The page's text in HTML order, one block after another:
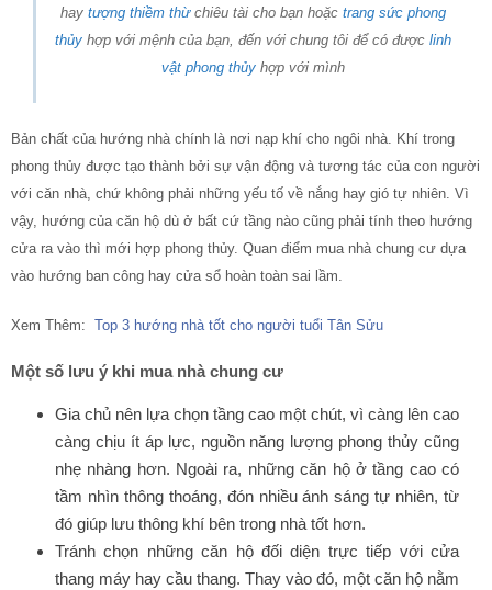
hay tượng thiềm thừchiêu tài cho bạn hoặc trang sức phong
thủyhợp với mệnh của bạn, đến với chung tôi để có được linh
vật phong thủyhợp với mình
Bản chất của hướng nhà chính là nơi nạp khí cho ngôi nhà. Khí trong
phong thủy được tạo thành bởi sự vận động và tương tác của con người
với căn nhà, chứ không phải những yếu tố về nắng hay gió tự nhiên. Vì
vậy, hướng của căn hộ dù ở bất cứ tầng nào cũng phải tính theo hướng
cửa ra vào thì mới hợp phong thủy. Quan điểm mua nhà chung cư dựa
vào hướng ban công hay cửa sổ hoàn toàn sai lầm.
Xem Thêm: Top 3 hướng nhà tốt cho người tuổi Tân Sửu
Một số lưu ý khi mua nhà chung cư
Gia chủ nên lựa chọn tầng cao một chút, vì càng lên cao
càng chịu ít áp lực, nguồn năng lượng phong thủy cũng
nhẹ nhàng hơn. Ngoài ra, những căn hộ ở tầng cao có
tầm nhìn thông thoáng, đón nhiều ánh sáng tự nhiên, từ
đó giúp lưu thông khí bên trong nhà tốt hơn.
Tránh chọn những căn hộ đối diện trực tiếp với cửa
thang máy hay cầu thang. Thay vào đó, một căn hộ nằm